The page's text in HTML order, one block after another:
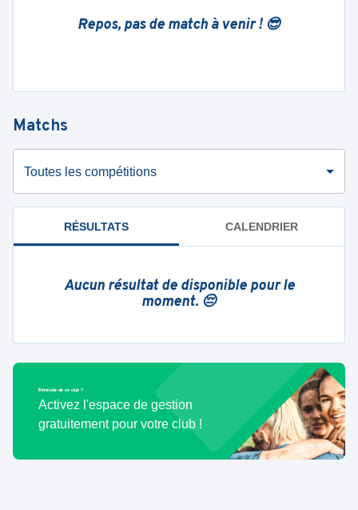
Repos, pas de match à venir ! 😎
Matchs
Toutes les compétitions
RÉSULTATS CALENDRIER
Aucun résultat de disponible pour le
moment. 😔
Bénévole de ce club ?
Activez l'espace de gestion
gratuitement pour votre club !